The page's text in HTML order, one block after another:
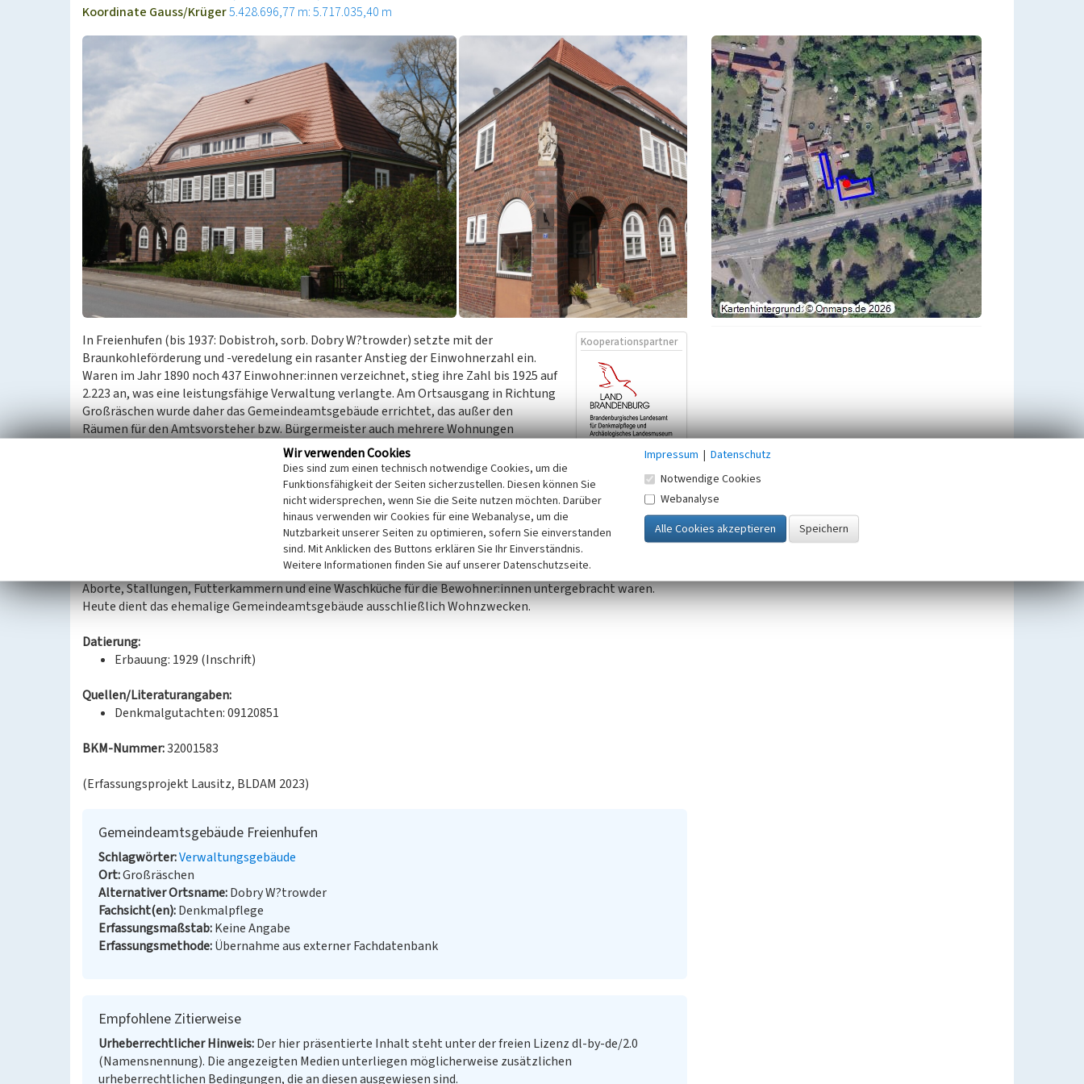
Koordinate Gauss/Krüger5.428.696,77 m: 5.717.035,40 m
Kooperationspartner
In Freienhufen (bis 1937: Dobistroh, sorb. Dobry W?trowder) setzte mit der
Braunkohleförderung und -veredelung ein rasanter Anstieg der Einwohnerzahl ein.
Waren im Jahr 1890 noch 437 Einwohner:innen verzeichnet, stieg ihre Zahl bis 1925 auf
2.223 an, was eine leistungsfähige Verwaltung verlangte. Am Ortsausgang in Richtung
Großräschen wurde daher das Gemeindeamtsgebäude errichtet, das außer den
Räumen für den Amtsvorsteher bzw. Bürgermeister auch mehrere Wohnungen
beherbergte. Das Gebäude wurde 1929 wurde nach Plänen des Architekten Heinrich
Otto Vogel realisiert, der zwischen 1918 und 1930 vorwiegend für die Ilse-Bergbau AG
tätig war. Unter Verwendung der sogenannten Ilse-Klinker entwarf Vogel ein auffällig lebhaftes Fassadenbild
aus rhythmisch angeordneten, im Format und Farbton wechselnden Klinkern. Besonders markant ist die
Eingangssituation an der Südwestecke, die von einer ehemals auf zwei Seiten offenen Eingangshalle mit
Rundbogen und Kreuzgratgewölbe sowie der bekrönenden Figur der Justitia und der Inschrift Anno 1929
bestimmt wird. Teil der als Denkmal eingetragenen baulichen Anlage ist das westliche Nebengebäude, das
sich mit seiner straßenseitigen Schmalseite gestalterisch am Amtsgebäude orientiert und in welchem
Aborte, Stallungen, Futterkammern und eine Waschküche für die Bewohner:innen untergebracht waren.
Heute dient das ehemalige Gemeindeamtsgebäude ausschließlich Wohnzwecken.
Datierung:
Erbauung: 1929 (Inschrift)
Quellen/Literaturangaben:
Denkmalgutachten: 09120851
BKM-Nummer:32001583
(Erfassungsprojekt Lausitz, BLDAM 2023)
Gemeindeamtsgebäude Freienhufen
Schlagwörter Verwaltungsgebäude
Ort Großräschen
Alternativer Ortsname Dobry W?trowder
Fachsicht(en) Denkmalpflege
Erfassungsmaßstab Keine Angabe
Erfassungsmethode Übernahme aus externer Fachdatenbank
Empfohlene Zitierweise
Urheberrechtlicher Hinweis Der hier präsentierte Inhalt steht unter der freien Lizenz dl-by-de/2.0
(Namensnennung). Die angezeigten Medien unterliegen möglicherweise zusätzlichen
urheberrechtlichen Bedingungen, die an diesen ausgewiesen sind.
Wir verwenden Cookies
Dies sind zum einen technisch notwendige Cookies, um die
Funktionsfähigkeit der Seiten sicherzustellen. Diesen können Sie
nicht widersprechen, wenn Sie die Seite nutzen möchten. Darüber
hinaus verwenden wir Cookies für eine Webanalyse, um die
Nutzbarkeit unserer Seiten zu optimieren, sofern Sie einverstanden
sind. Mit Anklicken des Buttons erklären Sie Ihr Einverständnis.
Weitere Informationen finden Sie auf unserer Datenschutzseite.
Impressum | Datenschutz
Notwendige Cookies
Webanalyse